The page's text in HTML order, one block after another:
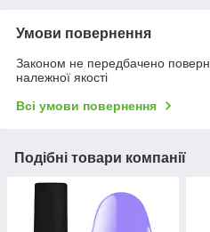
Умови повернення
Законом не передбачено
належної якості
Всі умови повернення
Подібні товари компанії